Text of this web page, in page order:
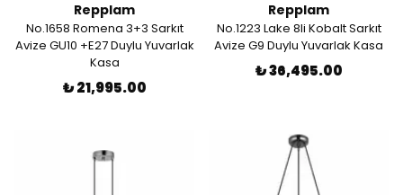
Repplam
No.1658 Romena 3+3 Sarkıt
Avize GU10 +E27 Duylu Yuvarlak
Kasa
₺ 21,995.00
Repplam
No.1223 Lake 8li Kobalt Sarkıt
Avize G9 Duylu Yuvarlak Kasa
₺ 36,495.00